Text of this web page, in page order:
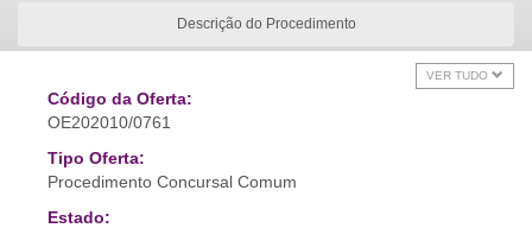
Descrição do Procedimento
VER TUDO
Código da Oferta:
OE202010/0761
Tipo Oferta:
Procedimento Concursal Comum
Estado: